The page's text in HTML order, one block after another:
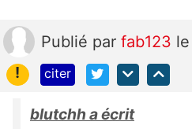
Publié par fab123
!
citer
blutchh a écrit